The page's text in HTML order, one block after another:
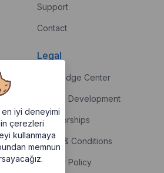
Support
Contact
Legal
Knowledge Center
Custom Development
Sponsorships
Terms & Conditions
Privacy Policy
iyi deneyimi
çerezleri
kullanmaya
memnun